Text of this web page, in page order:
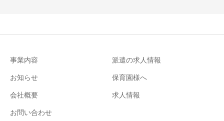
事業内容 派遣の求人情報
お知らせ 保育園様へ
会社概要 求人情報
お問い合わせ